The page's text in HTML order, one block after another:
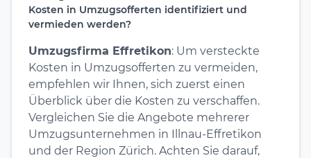
Kosten in Umzugsofferten identifiziert und
vermieden werden?
Umzugsfirma Effretikon: Um versteckte
Kosten in Umzugsofferten zu vermeiden,
empfehlen wir Ihnen, sich zuerst einen
Überblick über die Kosten zu verschaffen.
Vergleichen Sie die Angebote mehrerer
Umzugsunternehmen in Illnau-Effretikon
und der Region Zürich. Achten Sie darauf,